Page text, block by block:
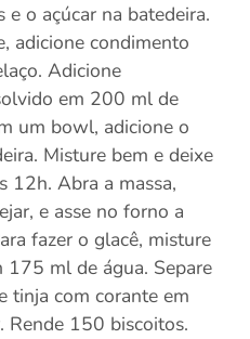
e o açúcar na batedeira.
adicione condimento
Adicione
em 200 ml de
um bowl, adicione o
Misture bem e deixe
12h. Abra a massa,
e asse no forno a
fazer o glacê, misture
ml de água. Separe
tinja com corante em
Rende 150 biscoitos.